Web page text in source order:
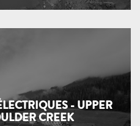
- UPPER
CREEK